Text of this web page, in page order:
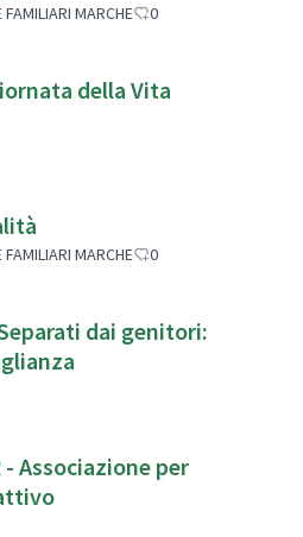
MARCHE 0
della Vita
MARCHE 0
dai genitori:
Associazione per